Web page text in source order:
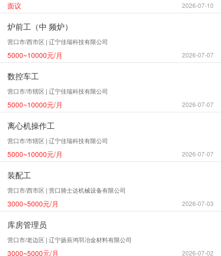
面议 2026-07-10
炉前工（中 频炉）
营口市/西市区 | 辽宁佳瑞科技有限公司
5000~10000元/月 2026-07-07
数控车工
营口市/市辖区 | 辽宁佳瑞科技有限公司
5000~10000元/月 2026-07-07
离心机操作工
营口市/市辖区 | 辽宁佳瑞科技有限公司
5000~10000元/月 2026-07-07
装配工
营口市/西市区 | 营口骑士达机械设备有限公司
3000~5000元/月 2026-07-03
库房管理员
营口市/老边区 | 辽宁扬辰鸿羽冶金材料有限公司
3000~5000元/月 2026-07-02